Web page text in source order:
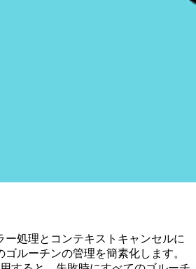
ー処理とコンテキストキャンセルに
ゴルーチンの管理を簡素化します。